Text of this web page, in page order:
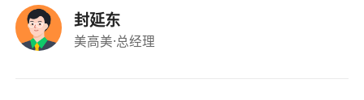
動，責任心強，能承受較高工作壓力。
流利使用普通話及粵語進行書面與口頭溝通。
封延东
美高美·总经理